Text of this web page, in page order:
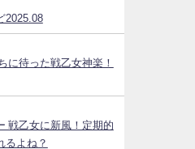
2025.08
に待った戦乙女神楽！
戦乙女に新風！定期的
るよね？